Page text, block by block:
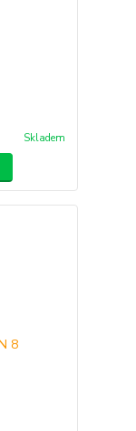
Skladem